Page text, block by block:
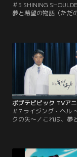
＃5 SHINING
夢と希望の物語（ただ
＃7 ライジング・ヘル
クの矢～／これは、夢